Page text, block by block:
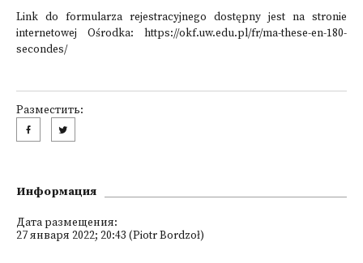
Link do formularza rejestracyjnego dostępny jest na stronie
internetowej Ośrodka: https://okf.uw.edu.pl/fr/ma-these-en-180-
secondes/
Разместить:
Информация
Дата размещения:
27 января 2022; 20:43 (Piotr Bordzoł)